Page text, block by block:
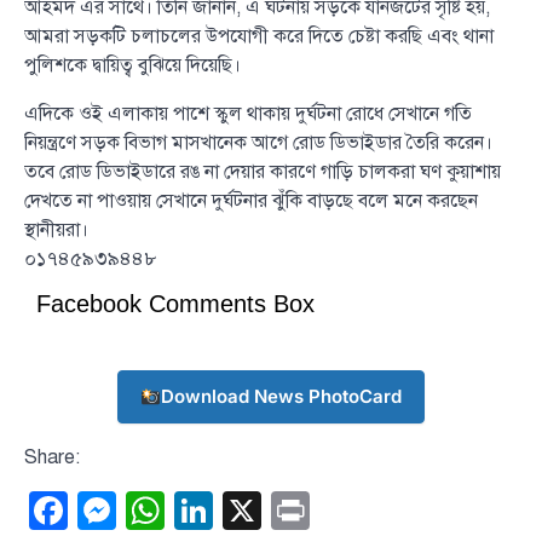
আহমদ এর সাথে। তিনি জানান, এ ঘটনায় সড়কে যানজটের সৃষ্টি হয়,
আমরা সড়কটি চলাচলের উপযোগী করে দিতে চেষ্টা করছি এবং থানা
পুলিশকে দ্বায়িত্ব বুঝিয়ে দিয়েছি।
এদিকে ওই এলাকায় পাশে স্কুল থাকায় দুর্ঘটনা রোধে সেখানে গতি
নিয়ন্ত্রণে সড়ক বিভাগ মাসখানেক আগে রোড ডিভাইডার তৈরি করেন।
তবে রোড ডিভাইডারে রঙ না দেয়ার কারণে গাড়ি চালকরা ঘণ কুয়াশায়
দেখতে না পাওয়ায় সেখানে দুর্ঘটনার ঝুঁকি বাড়ছে বলে মনে করছেন
স্থানীয়রা।
০১৭৪৫৯৩৯৪৪৮
Facebook Comments Box
Download News PhotoCard
Share:
Facebook
Messenger
WhatsApp
LinkedIn
X